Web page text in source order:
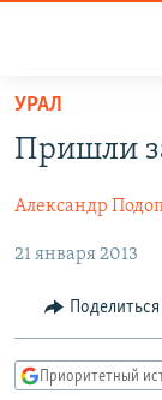
доступа
содержанию
Вернутся
главной
навигации
ПОДКАСТЫ
АВТОРСКИЕ
ЦИТАТЫ
МНЕНИЯ
КУЛЬТУРА
IDEL.РЕАЛИИ
УРАЛ
Пришли
Александр
21 января 2013
Поделиться
Приоритетный